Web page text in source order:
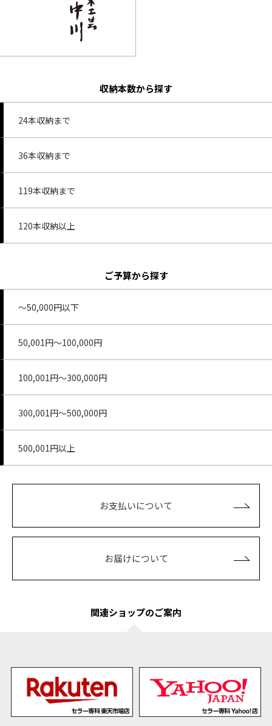
収納本数から探す
24本収納まで
36本収納まで
119本収納まで
120本収納以上
ご予算から探す
～50,000円以下
50,001円～100,000円
100,001円～300,000円
300,001円～500,000円
500,001円以上
お支払いについて
お届けについて
関連ショップのご案内